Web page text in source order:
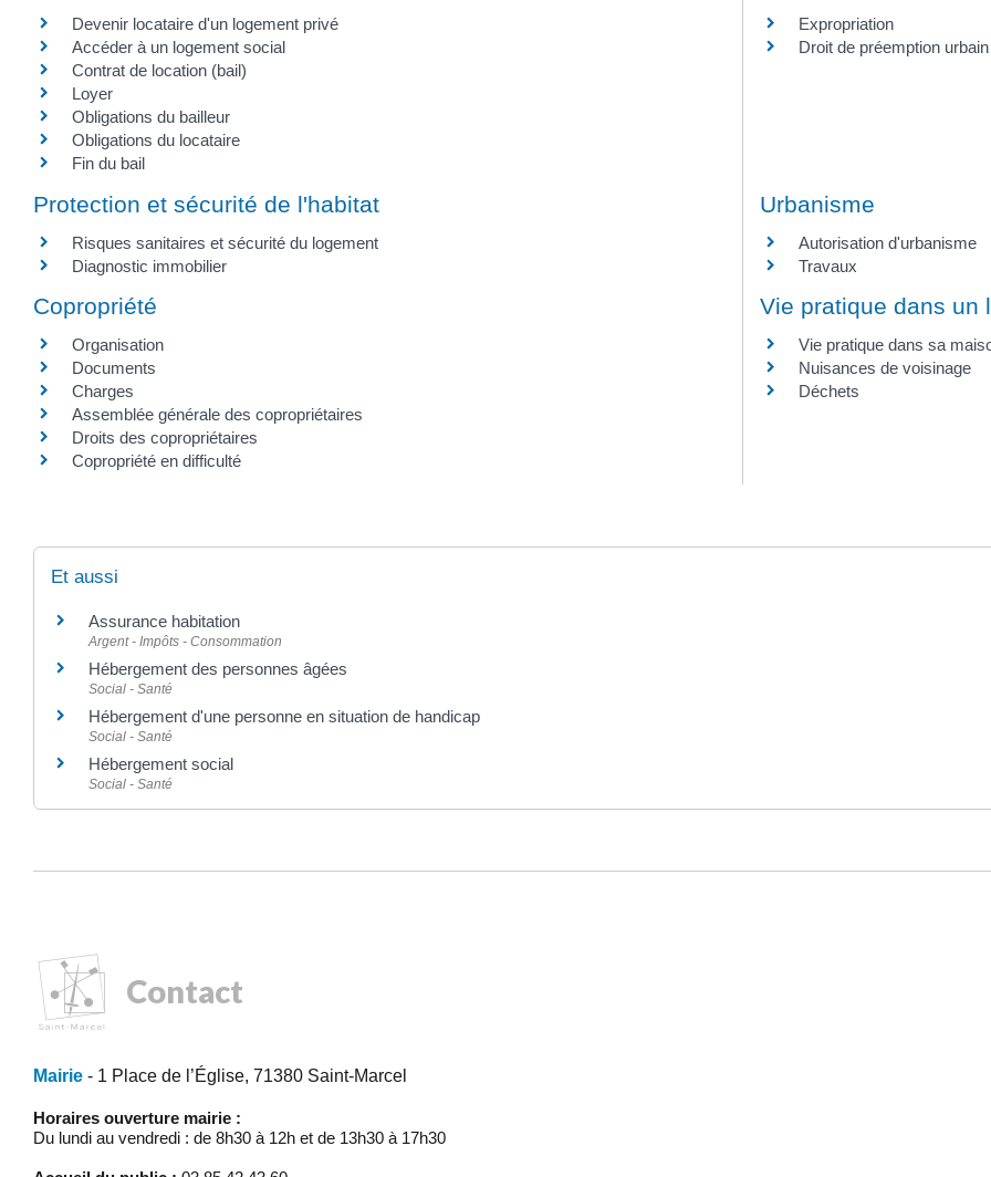
Devenir locataire d'un logement privé
Accéder à un logement social
Contrat de location (bail)
Loyer
Obligations du bailleur
Obligations du locataire
Fin du bail
Expropriation
Droit de préemption
Protection et sécurité de l'habitat
Risques sanitaires et sécurité du logement
Diagnostic immobilier
Urbanisme
Autorisation d'urbanisme
Travaux
Copropriété
Organisation
Documents
Charges
Assemblée générale des copropriétaires
Droits des copropriétaires
Copropriété en difficulté
Vie pratique dans un
Vie pratique dans sa
Nuisances de voisinage
Déchets
Et aussi
Assurance habitation
Argent - Impôts - Consommation
Hébergement des personnes âgées
Social - Santé
Hébergement d'une personne en situation de handicap
Social - Santé
Hébergement social
Social - Santé
Contact
Mairie - 1 Place de l’Église, 71380 Saint-Marcel
Horaires ouverture mairie :
Du lundi au vendredi : de 8h30 à 12h et de 13h30 à 17h30